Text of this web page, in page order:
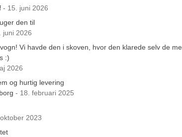
stjärnor
- 15. juni 2026
den til
5 stjärnor
juni 2026
Vi havde den i skoven, hvor den klarede selv de
:)
stjärnor
2026
og hurtig levering
5 stjärnor
- 18. februari 2025
5 stjärnor2023